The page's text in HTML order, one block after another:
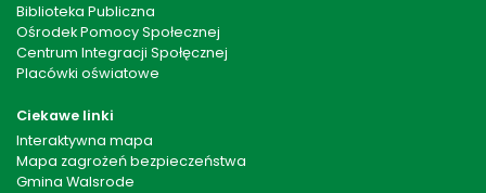
Biblioteka Publiczna
Ośrodek Pomocy Społecznej
Centrum Integracji Społęcznej
Placówki oświatowe
Ciekawe linki
Interaktywna mapa
Mapa zagrożeń bezpieczeństwa
Gmina Walsrode